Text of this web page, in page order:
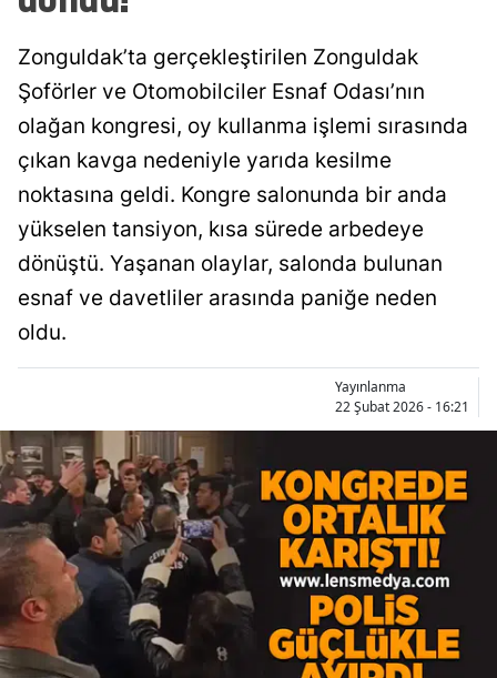
Zonguldak’ta gerçekleştirilen Zonguldak
Şoförler ve Otomobilciler Esnaf Odası’nın
olağan kongresi, oy kullanma işlemi sırasında
çıkan kavga nedeniyle yarıda kesilme
noktasına geldi. Kongre salonunda bir anda
yükselen tansiyon, kısa sürede arbedeye
dönüştü. Yaşanan olaylar, salonda bulunan
esnaf ve davetliler arasında paniğe neden
oldu.
Yayınlanma
22 Şubat 2026 - 16:21